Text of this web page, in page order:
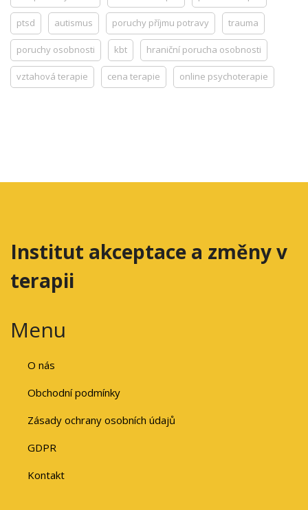
ptsd autismus poruchy příjmu potravy trauma
poruchy osobnosti kbt hraniční porucha osobnosti
vztahová terapie cena terapie online psychoterapie
Institut akceptace a změny v
terapii
Menu
O nás
Obchodní podmínky
Zásady ochrany osobních údajů
GDPR
Kontakt